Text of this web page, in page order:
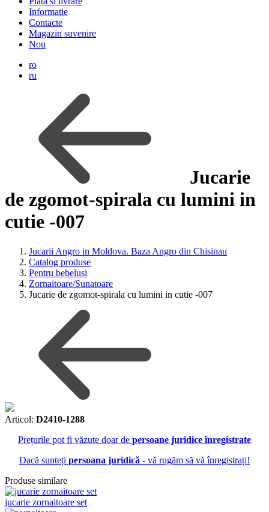
Informatie
Contacte
Magazin suvenire
Nou
ro
ru
Jucarie
de zgomot-spirala cu lumini in
cutie -007
Jucarii Angro in Moldova. Baza Angro din Chisinau
Catalog produse
Pentru bebelusi
Zornaitoare/Sunatoare
Jucarie de zgomot-spirala cu lumini in cutie -007
Articol: D2410-1288
Prețurile pot fi văzute doar de persoane juridice înregistrate
Dacă sunteți persoana juridică - vă rugăm să vă înregistrați!
Produse similare
jucarie zornaitoare set